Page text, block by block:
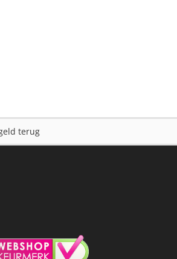
terug